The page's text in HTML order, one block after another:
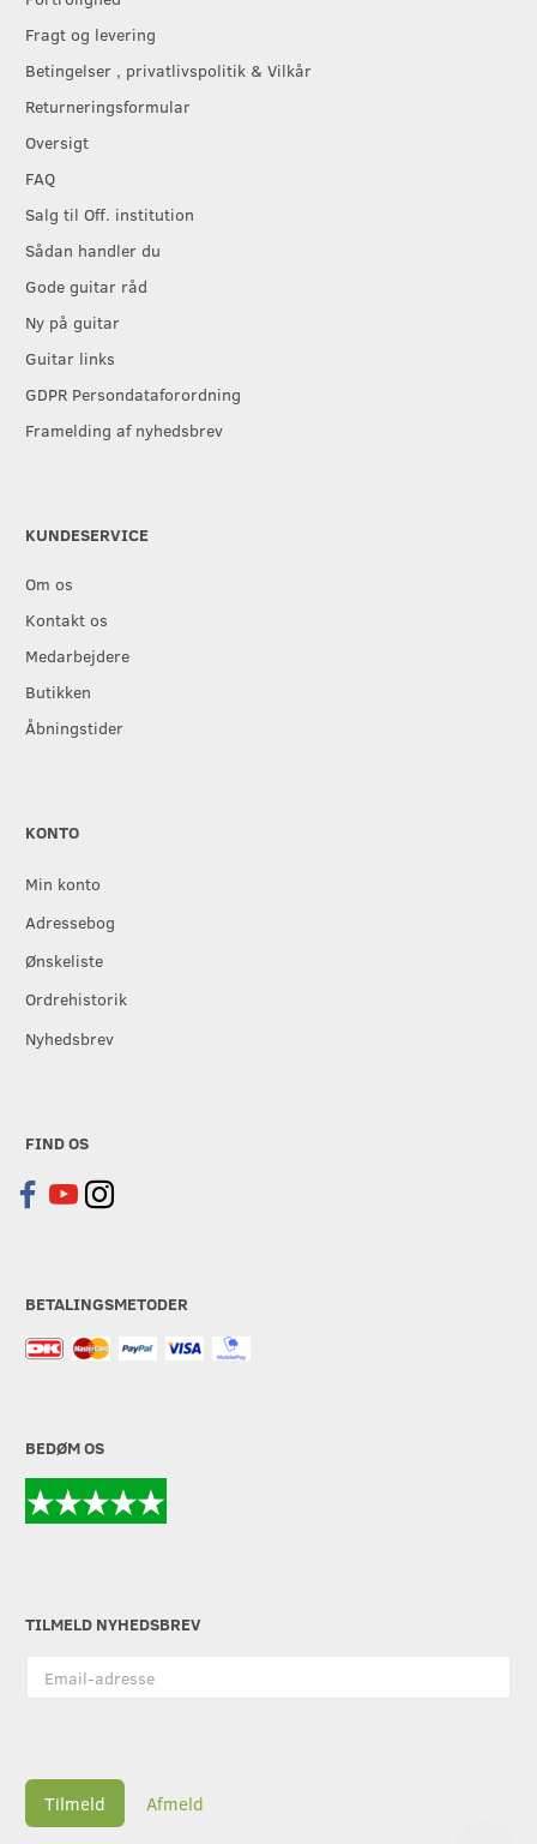
Fragt og levering
Betingelser , privatlivspolitik & Vilkår
Returneringsformular
Oversigt
FAQ
Salg til Off. institution
Sådan handler du
Gode guitar råd
Ny på guitar
Guitar links
GDPR Persondataforordning
Framelding af nyhedsbrev
KUNDESERVICE
Om os
Kontakt os
Medarbejdere
Butikken
Åbningstider
KONTO
Min konto
Adressebog
Ønskeliste
Ordrehistorik
Nyhedsbrev
FIND OS
BETALINGSMETODER
BEDØM OS
TILMELD NYHEDSBREV
adresse
Tilmeld Afmeld